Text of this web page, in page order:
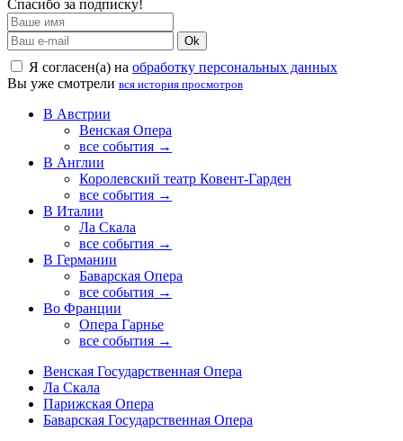
Спасибо за подписку!
Ok
Я согласен(а) на обработку персональных данных
Вы уже смотрели вся история просмотров
В Австрии
Венская Опера
все события →
В Англии
Королевский театр Ковент-Гарден
все события →
В Италии
Ла Скала
все события →
В Германии
Баварская Опера
все события →
Во Франции
Опера Гарнье
все события →
Венская Государственная Опера
Ла Скала
Парижская Опера
Баварская Государственная Опера